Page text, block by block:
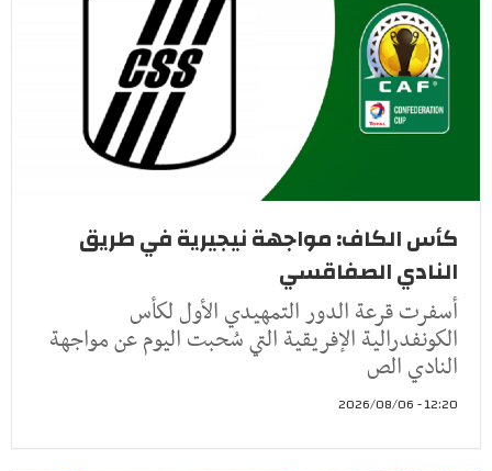
كأس الكاف: مواجهة نيجيرية في طريق
النادي الصفاقسي
أسفرت قرعة الدور التمهيدي الأول لكأس
الكونفدرالية الإفريقية التي سُحبت اليوم عن مواجهة
النادي الص
12:20 - 2026/08/06